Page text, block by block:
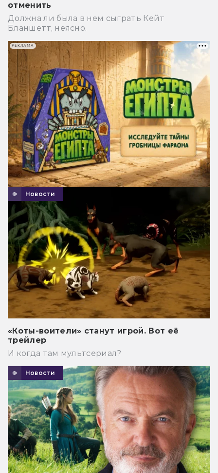
отменить
Должна ли была в нем сыграть Кейт
Бланшетт, неясно.
Новости
«Коты-воители» станут игрой. Вот её
трейлер
И когда там мультсериал?
Новости
РЕКЛАМА